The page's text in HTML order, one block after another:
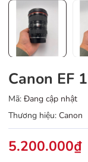
Canon EF
Mã: Đang cập nhật
Thương hiệu: Canon
5.200.000₫